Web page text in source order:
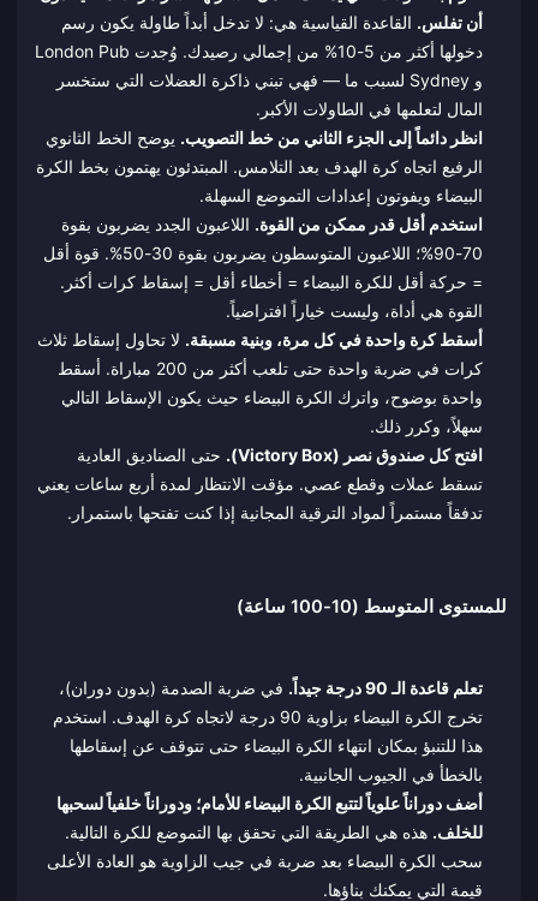
أن تفلس. القاعدة القياسية هي: لا تدخل أبداً طاولة يكون رسم
دخولها أكثر من 5-10% من إجمالي رصيدك. وُجدت London Pub
و Sydney لسبب ما — فهي تبني ذاكرة العضلات التي ستخسر
المال لتعلمها في الطاولات الأكبر.
انظر دائماً إلى الجزء الثاني من خط التصويب. يوضح الخط الثانوي
الرفيع اتجاه كرة الهدف بعد التلامس. المبتدئون يهتمون بخط الكرة
البيضاء ويفوتون إعدادات التموضع السهلة.
استخدم أقل قدر ممكن من القوة. اللاعبون الجدد يضربون بقوة
70-90%؛ اللاعبون المتوسطون يضربون بقوة 30-50%. قوة أقل
= حركة أقل للكرة البيضاء = أخطاء أقل = إسقاط كرات أكثر.
القوة هي أداة، وليست خياراً افتراضياً.
أسقط كرة واحدة في كل مرة، وبنية مسبقة. لا تحاول إسقاط ثلاث
كرات في ضربة واحدة حتى تلعب أكثر من 200 مباراة. أسقط
واحدة بوضوح، واترك الكرة البيضاء حيث يكون الإسقاط التالي
سهلاً، وكرر ذلك.
افتح كل صندوق نصر (Victory Box).
حتى الصناديق العادية
تسقط عملات وقطع عصي. مؤقت الانتظار لمدة أربع ساعات يعني
تدفقاً مستمراً لمواد الترقية المجانية إذا كنت تفتحها باستمرار.
للمستوى المتوسط (10-100 ساعة)
تعلم قاعدة الـ 90 درجة جيداً.
في ضربة الصدمة (بدون دوران)،
تخرج الكرة البيضاء بزاوية 90 درجة لاتجاه كرة الهدف. استخدم
هذا للتنبؤ بمكان انتهاء الكرة البيضاء حتى تتوقف عن إسقاطها
بالخطأ في الجيوب الجانبية.
أضف دوراناً علوياً لتتبع الكرة البيضاء للأمام؛ ودوراناً خلفياً لسحبها
للخلف. هذه هي الطريقة التي تحقق بها التموضع للكرة التالية.
سحب الكرة البيضاء بعد ضربة في جيب الزاوية هو العادة الأعلى
قيمة التي يمكنك بناؤها.